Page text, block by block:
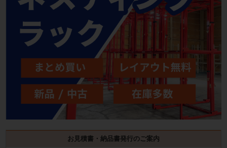
お見積書・納品書発行のご案内